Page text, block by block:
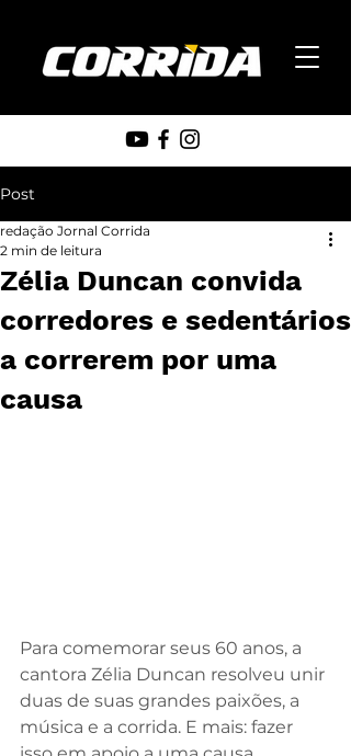
Post
Zélia Duncan convida
corredores e sedentários
a correrem por uma
causa
redação Jornal Corrida
2 min de leitura
Para comemorar seus 60 anos, a
cantora Zélia Duncan resolveu unir
duas de suas grandes paixões, a
música e a corrida. E mais: fazer